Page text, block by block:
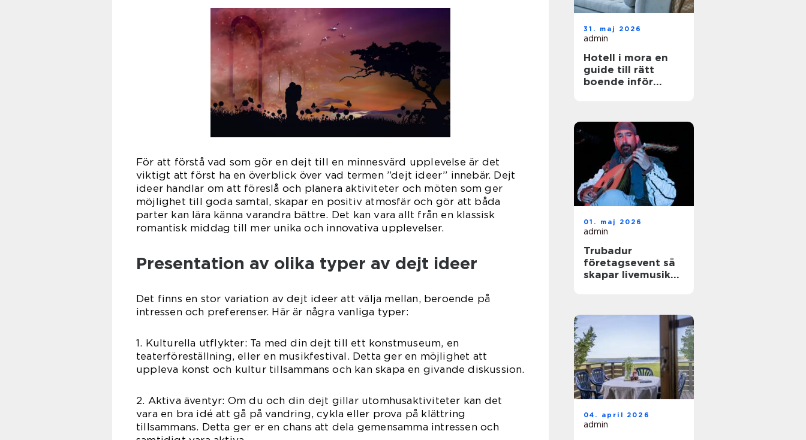
För att förstå vad som gör en dejt till en minnesvärd upplevelse är det
viktigt att först ha en överblick över vad termen ”dejt ideer” innebär. Dejt
ideer handlar om att föreslå och planera aktiviteter och möten som ger
möjlighet till goda samtal, skapar en positiv atmosfär och gör att båda
parter kan lära känna varandra bättre. Det kan vara allt från en klassisk
romantisk middag till mer unika och innovativa upplevelser.
Presentation av olika typer av dejt ideer
Det finns en stor variation av dejt ideer att välja mellan, beroende på
intressen och preferenser. Här är några vanliga typer:
1. Kulturella utflykter: Ta med din dejt till ett konstmuseum, en
teaterföreställning, eller en musikfestival. Detta ger en möjlighet att
uppleva konst och kultur tillsammans och kan skapa en givande diskussion.
2. Aktiva äventyr: Om du och din dejt gillar utomhusaktiviteter kan det
vara en bra idé att gå på vandring, cykla eller prova på klättring
tillsammans. Detta ger er en chans att dela gemensamma intressen och
31. maj 2026
admin
Hotell i mora en
guide till rätt
boende inför
01. maj 2026
admin
Trubadur
företagsevent så
skapar livemusik
04. april 2026
admin